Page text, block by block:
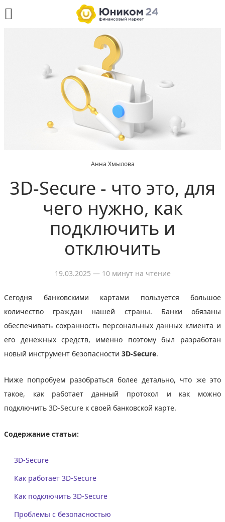
Анна Хмылова
3D-Secure - что это, для
чего нужно, как
подключить и
отключить
19.03.2025 — 10 минут на чтение
Сегодня банковскими картами пользуется большое
количество граждан нашей страны. Банки обязаны
обеспечивать сохранность персональных данных клиента и
его денежных средств, именно поэтому был разработан
новый инструмент безопасности 3D-Secure.
Ниже попробуем разобраться более детально, что же это
такое, как работает данный протокол и как можно
подключить 3D-Secure к своей банковской карте.
Содержание статьи:
3D-Secure
Как работает 3D-Secure
Как подключить 3D-Secure
Проблемы с безопасностью